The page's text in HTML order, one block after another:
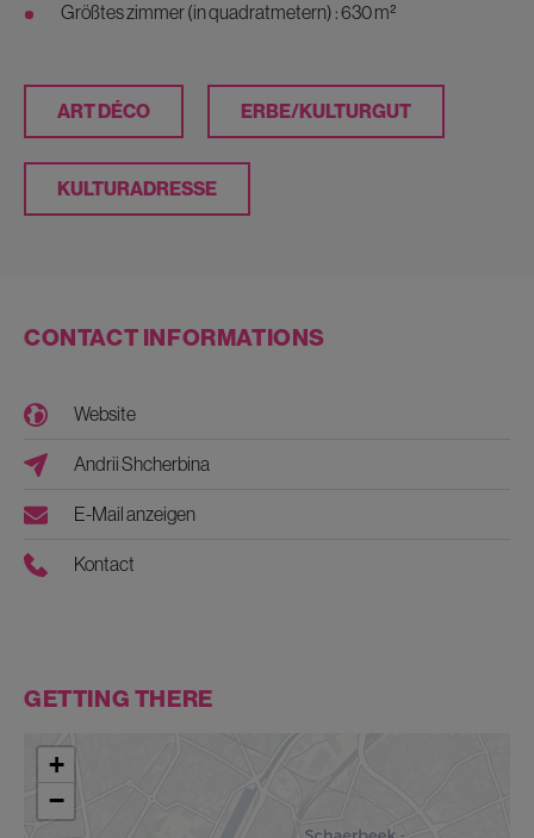
Größtes zimmer (in quadratmetern) : 630 m²
ART DÉCO ERBE/KULTURGUT
KULTURADRESSE
CONTACT INFORMATIONS
Website
Andrii Shcherbina
E-Mail anzeigen
Kontact
GETTING THERE
+
−